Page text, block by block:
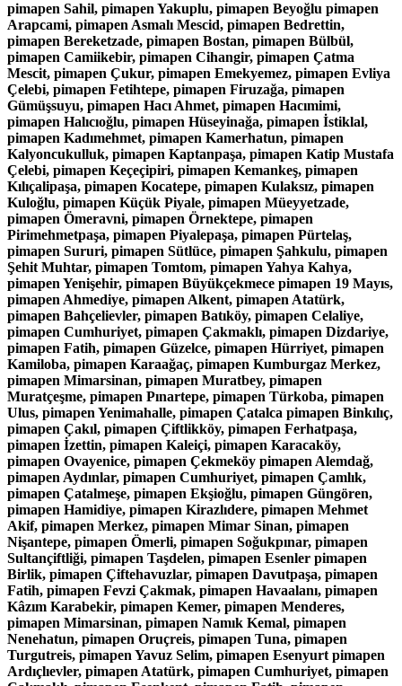
pimapen Sahil, pimapen Yakuplu, pimapen Beyoğlu pimapen
Arapcami, pimapen Asmalı Mescid, pimapen Bedrettin,
pimapen Bereketzade, pimapen Bostan, pimapen Bülbül,
pimapen Camiikebir, pimapen Cihangir, pimapen Çatma
Mescit, pimapen Çukur, pimapen Emekyemez, pimapen Evliya
Çelebi, pimapen Fetihtepe, pimapen Firuzağa, pimapen
Gümüşsuyu, pimapen Hacı Ahmet, pimapen Hacımimi,
pimapen Halıcıoğlu, pimapen Hüseyinağa, pimapen İstiklal,
pimapen Kadımehmet, pimapen Kamerhatun, pimapen
Kalyoncukulluk, pimapen Kaptanpaşa, pimapen Katip Mustafa
Çelebi, pimapen Keçeçipiri, pimapen Kemankeş, pimapen
Kılıçalipaşa, pimapen Kocatepe, pimapen Kulaksız, pimapen
Kuloğlu, pimapen Küçük Piyale, pimapen Müeyyetzade,
pimapen Ömeravni, pimapen Örnektepe, pimapen
Pirimehmetpaşa, pimapen Piyalepaşa, pimapen Pürtelaş,
pimapen Sururi, pimapen Sütlüce, pimapen Şahkulu, pimapen
Şehit Muhtar, pimapen Tomtom, pimapen Yahya Kahya,
pimapen Yenişehir, pimapen Büyükçekmece pimapen 19 Mayıs,
pimapen Ahmediye, pimapen Alkent, pimapen Atatürk,
pimapen Bahçelievler, pimapen Batıköy, pimapen Celaliye,
pimapen Cumhuriyet, pimapen Çakmaklı, pimapen Dizdariye,
pimapen Fatih, pimapen Güzelce, pimapen Hürriyet, pimapen
Kamiloba, pimapen Karaağaç, pimapen Kumburgaz Merkez,
pimapen Mimarsinan, pimapen Muratbey, pimapen
Muratçeşme, pimapen Pınartepe, pimapen Türkoba, pimapen
Ulus, pimapen Yenimahalle, pimapen Çatalca pimapen Binkılıç,
pimapen Çakıl, pimapen Çiftlikköy, pimapen Ferhatpaşa,
pimapen İzettin, pimapen Kaleiçi, pimapen Karacaköy,
pimapen Ovayenice, pimapen Çekmeköy pimapen Alemdağ,
pimapen Aydınlar, pimapen Cumhuriyet, pimapen Çamlık,
pimapen Çatalmeşe, pimapen Ekşioğlu, pimapen Güngören,
pimapen Hamidiye, pimapen Kirazlıdere, pimapen Mehmet
Akif, pimapen Merkez, pimapen Mimar Sinan, pimapen
Nişantepe, pimapen Ömerli, pimapen Soğukpınar, pimapen
Sultançiftliği, pimapen Taşdelen, pimapen Esenler pimapen
Birlik, pimapen Çiftehavuzlar, pimapen Davutpaşa, pimapen
Fatih, pimapen Fevzi Çakmak, pimapen Havaalanı, pimapen
Kâzım Karabekir, pimapen Kemer, pimapen Menderes,
pimapen Mimarsinan, pimapen Namık Kemal, pimapen
Nenehatun, pimapen Oruçreis, pimapen Tuna, pimapen
Turgutreis, pimapen Yavuz Selim, pimapen Esenyurt pimapen
Ardıçlıevler, pimapen Atatürk, pimapen Cumhuriyet, pimapen